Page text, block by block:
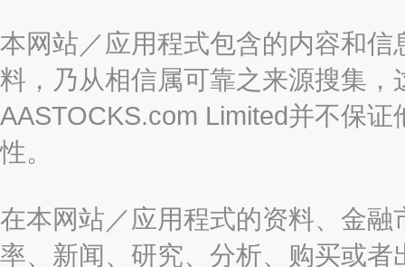
本网站／应用程式包含的内容和
料，乃从相信属可靠之来源搜集
AASTOCKS.com Limited并不保
性。
在本网站／应用程式的资料、金
率、新闻、研究、分析、购买或